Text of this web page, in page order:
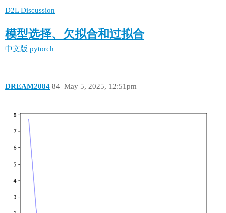
D2L Discussion
模型选择、欠拟合和过拟合
中文版 pytorch
DREAM2084 May 5, 2025, 12:51pm
84